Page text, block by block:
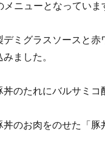
ニューとなっていま
ミグラスソースと赤
ました。
のたれにバルサミコ
のお肉をのせた「豚